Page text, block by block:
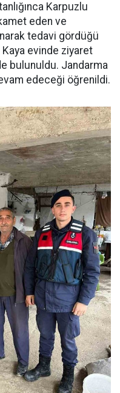
Karpuzlu
eden ve
tedavi gördüğü
Kaya evinde ziyaret
bulunuldu. Jandarma
edeceği öğrenildi.